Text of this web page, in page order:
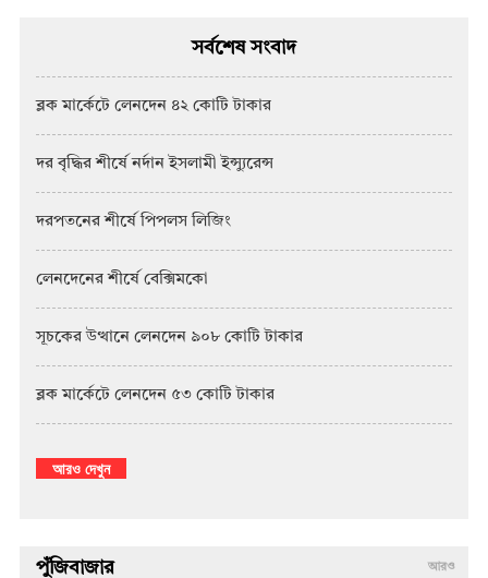
সর্বশেষ সংবাদ
ব্লক মার্কেটে লেনদেন ৪২ কোটি টাকার
দর বৃদ্ধির শীর্ষে নর্দান ইসলামী ইন্স্যুরেন্স
দরপতনের শীর্ষে পিপলস লিজিং
লেনদেনের শীর্ষে বেক্সিমকো
সূচকের উত্থানে লেনদেন ৯০৮ কোটি টাকার
ব্লক মার্কেটে লেনদেন ৫৩ কোটি টাকার
আরও দেখুন
পুঁজিবাজার আরও